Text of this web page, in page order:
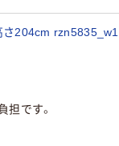
204cm
担です。